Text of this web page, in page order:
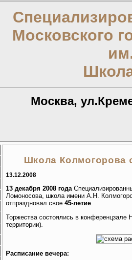
Московского
Москва,
Школа Колмогорова
13.12.2008
13 декабря 2008 года
Ломоносова, школа имени А.Н.
отпраздновал свое 45-летие.
Торжества состоялись в
территории).
Расписание вечера: